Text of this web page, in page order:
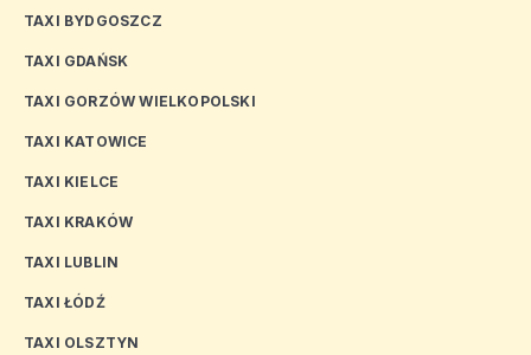
TAXI BYDGOSZCZ
TAXI GDAŃSK
TAXI GORZÓW WIELKOPOLSKI
TAXI KATOWICE
TAXI KIELCE
TAXI KRAKÓW
TAXI LUBLIN
TAXI ŁÓDŹ
TAXI OLSZTYN